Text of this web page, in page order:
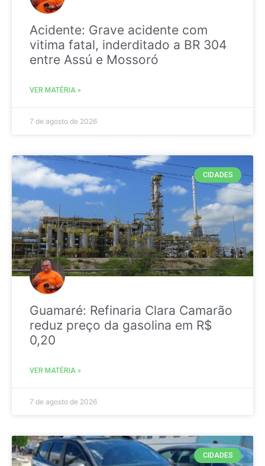
Acidente: Grave acidente com
vitima fatal, inderditado a BR 304
entre Assú e Mossoró
VER MATÉRIA »
7 de agosto de 2026
CIDADES
Guamaré: Refinaria Clara Camarão
reduz preço da gasolina em R$
0,20
VER MATÉRIA »
7 de agosto de 2026
CIDADES